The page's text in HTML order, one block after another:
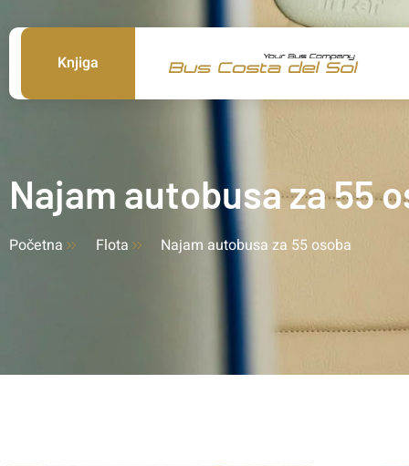
Knjiga
Najam autobusa za 55
Početna Flota Najam autobusa za 55 osoba